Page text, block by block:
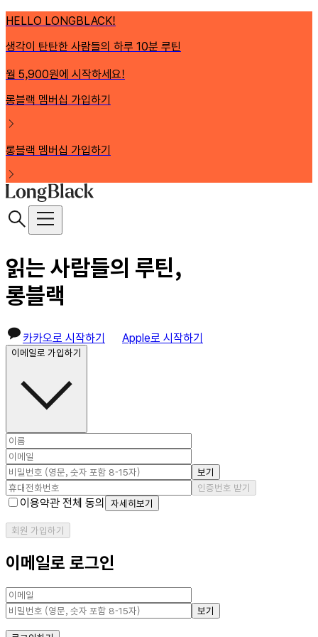
HELLO LONGBLACK!
생각이 탄탄한 사람들의 하루 10분 루틴
월 5,900원에 시작하세요!
롱블랙 멤버십 가입하기
롱블랙 멤버십 가입하기
읽는 사람들의 루틴,
롱블랙
카카오로 시작하기 Apple로 시작하기
이메일로 가입하기
보기
인증번호 받기
이용약관 전체 동의 자세히보기
회원 가입하기
이메일로 로그인
보기